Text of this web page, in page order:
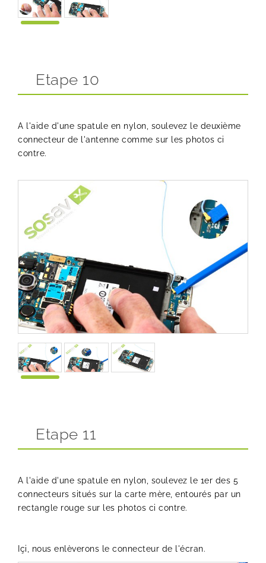
Etape 10
A l'aide d'une spatule en nylon, soulevez le deuxième
connecteur de l'antenne comme sur les photos ci
contre.
Etape 11
A l'aide d'une spatule en nylon, soulevez le 1er des 5
connecteurs situés sur la carte mère, entourés par un
rectangle rouge sur les photos ci contre.
Içi, nous enlèverons le connecteur de l'écran.